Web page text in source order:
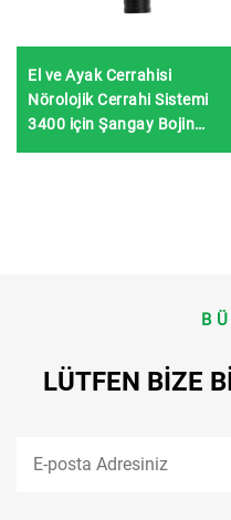
El ve Ayak Cerrahisi
Nörolojik Cerrahi Sistemi
3400 için Şangay Bojin
LÜTFEN BIZE